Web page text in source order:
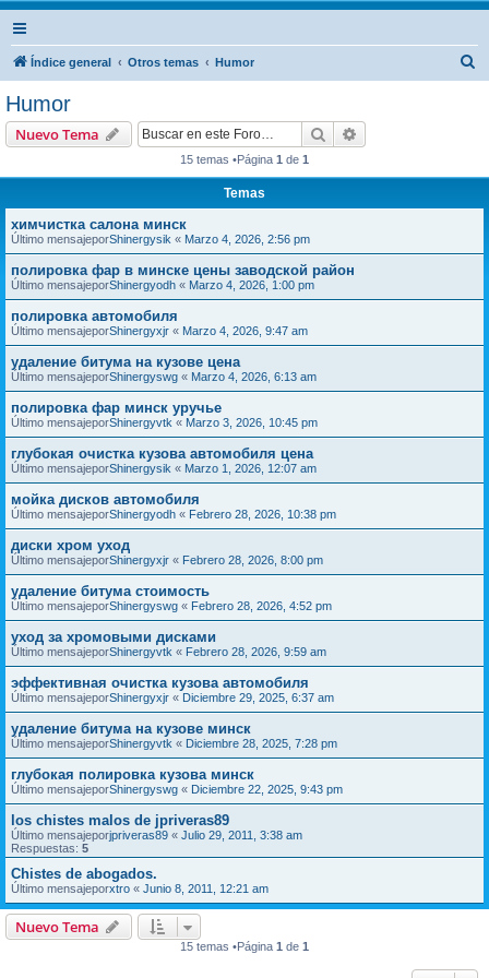
Índice general Otros temas Humor
Humor
Nuevo Tema Buscar
15 temas •Página 1 de 1
Temas
химчистка салона минск
Último mensajeporShinergysik « Marzo 4, 2026, 2:56 pm
полировка фар в минске цены заводской район
Último mensajeporShinergyodh « Marzo 4, 2026, 1:00 pm
полировка автомобиля
Último mensajeporShinergyxjr « Marzo 4, 2026, 9:47 am
удаление битума на кузове цена
Último mensajeporShinergyswg « Marzo 4, 2026, 6:13 am
полировка фар минск уручье
Último mensajeporShinergyvtk « Marzo 3, 2026, 10:45 pm
глубокая очистка кузова автомобиля цена
Último mensajeporShinergysik « Marzo 1, 2026, 12:07 am
мойка дисков автомобиля
Último mensajeporShinergyodh « Febrero 28, 2026, 10:38 pm
диски хром уход
Último mensajeporShinergyxjr « Febrero 28, 2026, 8:00 pm
удаление битума стоимость
Último mensajeporShinergyswg « Febrero 28, 2026, 4:52 pm
уход за хромовыми дисками
Último mensajeporShinergyvtk « Febrero 28, 2026, 9:59 am
эффективная очистка кузова автомобиля
Último mensajeporShinergyxjr « Diciembre 29, 2025, 6:37 am
удаление битума на кузове минск
Último mensajeporShinergyvtk « Diciembre 28, 2025, 7:28 pm
глубокая полировка кузова минск
Último mensajeporShinergyswg « Diciembre 22, 2025, 9:43 pm
los chistes malos de jpriveras89
Último mensajeporjpriveras89 « Julio 29, 2011, 3:38 am
Respuestas: 5
Chistes de abogados.
Último mensajeporxtro « Junio 8, 2011, 12:21 am
Nuevo Tema
15 temas •Página 1 de 1